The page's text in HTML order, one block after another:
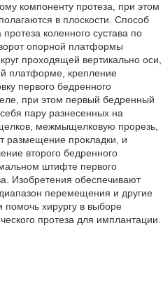
компоненту протеза, при этом
в плоскости. Способ
коленного сустава по
опорной платформы
проходящей вертикально оси,
платформе, крепление
первого бедренного
при этом первый бедренный
пару разнесенных на
межмыщелковую прорезь,
размещение прокладки, и
второго бедренного
штифте первого
Изобретения обеспечивают
перемещения и другие
помочь хирургу в выборе
протеза для имплантации.